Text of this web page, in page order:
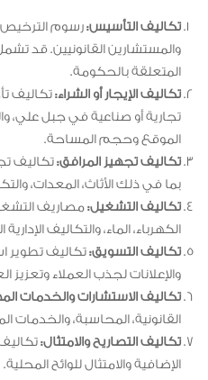
تكاليف التأسيس:رسوم
والمستشارين القانونيين. قد
المتعلقة بالحكومة.
تكاليف الإيجار أو الشراء:تكاليف
تجارية أو صناعية في جبل
الموقع وحجم المساحة.
تكاليف تجهيز المرافق:تكاليف
بما في ذلك الأثاث، المعدات،
تكاليف التشغيل:مصاريف
الكهرباء، الماء، والتكاليف الإدارية
تكاليف التسويق:تكاليف تطوير
والإعلانات لجذب العملاء وتعزيز
تكاليف الاستشارات والخدمات
القانونية، المحاسبة، والخدمات
تكاليف التصاريح والامتثال:
الإضافية والامتثال للوائح المحلية.